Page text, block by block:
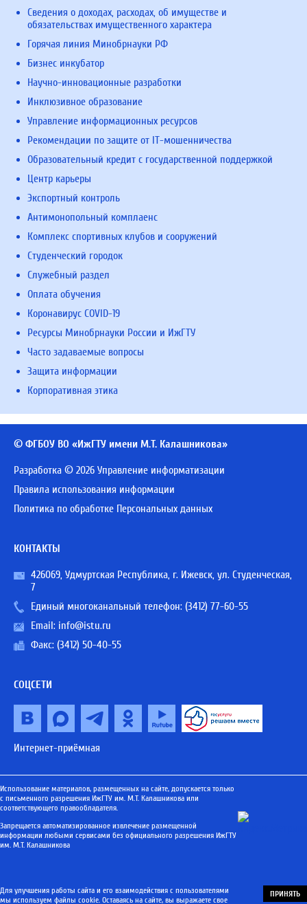
Сведения о доходах, расходах, об имуществе и
обязательствах имущественного характера
Горячая линия Минобрнауки РФ
Бизнес инкубатор
Научно-инновационные разработки
Инклюзивное образование
Управление информационных ресурсов
Рекомендации по защите от IT-мошенничества
Образовательный кредит с государственной поддержкой
Центр карьеры
Экспортный контроль
Антимонопольный комплаенс
Комплекс спортивных клубов и сооружений
Студенческий городок
Служебный раздел
Оплата обучения
Коронавирус COVID-19
Ресурсы Минобрнауки России и ИжГТУ
Часто задаваемые вопросы
Защита информации
Корпоративная этика
© ФГБОУ ВО «ИжГТУ имени М.Т. Калашникова»
Разработка © 2026 Управление информатизации
Правила использования информации
Политика по обработке Персональных данных
КОНТАКТЫ
426069, Удмуртская Республика, г. Ижевск, ул. Студенческая,
7
Единый многоканальный телефон: (3412) 77-60-55
Email: info@istu.ru
Факс: (3412) 50-40-55
СОЦСЕТИ
Интернет-приёмная
Использование материалов, размещенных на сайте, допускается только
с письменного разрешения ИжГТУ им. М.Т. Калашникова или
соответствующего правообладателя.
Запрещается автоматизированное извлечение размещенной
информации любыми сервисами без официального разрешения ИжГТУ
им. М.Т. Калашникова
Для улучшения работы сайта и его взаимодействия с пользователями
мы используем файлы cookie. Оставаясь на сайте, вы выражаете свое
ПРИНЯТЬ